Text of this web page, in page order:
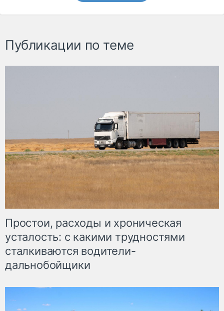
Публикации по теме
Простои, расходы и хроническая
усталость: с какими трудностями
сталкиваются водители-
дальнобойщики